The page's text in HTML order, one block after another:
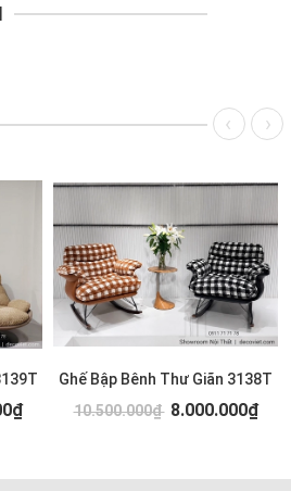
Ghế Bập Bênh Thư Giãn 3138T
10.500.000₫ 8.000.000₫